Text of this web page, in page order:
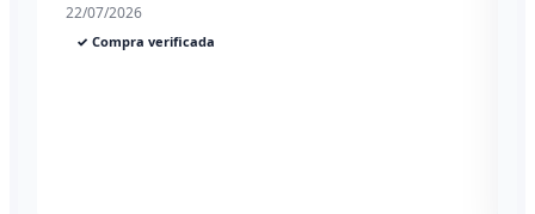
22/07/2026
✓ Compra verificada